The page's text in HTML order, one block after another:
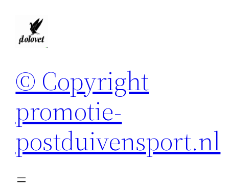
© Copyright
promotie-
postduivensport.nl